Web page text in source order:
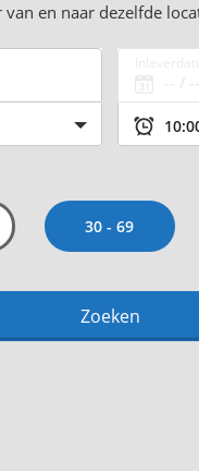
van en naar dezelfde
30 - 69
Zoeken